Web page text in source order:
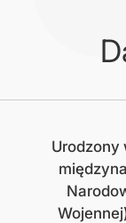
Urodzony